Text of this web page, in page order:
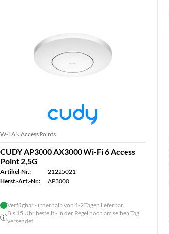
W-LAN Access Points
CUDY AP3000 AX3000 Wi-Fi 6 Access
Point 2,5G
Artikel-Nr.:
21225021
Herst.-Art.-Nr.:
AP3000
Verfügbar - innerhalb von 1-2 Tagen lieferbar
Bis 15 Uhr bestellt - in der Regel noch am selben Tag
versendet